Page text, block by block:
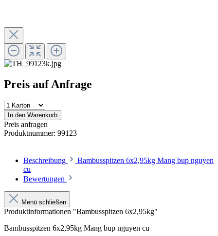
Preis auf Anfrage
In den Warenkorb
Preis anfragen
Produktnummer: 99123
Beschreibung
Bambusspitzen 6x2,95kg Mang bup nguyen
cu
Bewertungen
Menü schließen
Produktinformationen "Bambusspitzen 6x2,95kg"
Bambusspitzen 6x2,95kg Mang bup nguyen cu